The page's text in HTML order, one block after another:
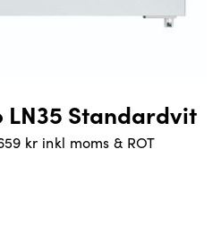
Standardvit
kr inkl moms & ROT